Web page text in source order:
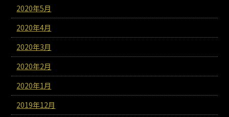
2020年5月
2020年4月
2020年3月
2020年2月
2020年1月
2019年12月